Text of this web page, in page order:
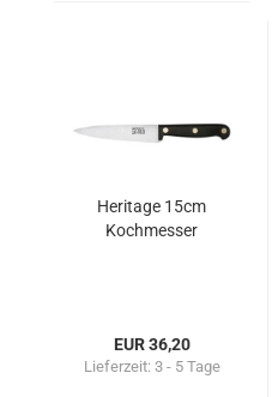
Heritage 15cm
Kochmesser
EUR 36,20
Lieferzeit: 3 - 5 Tage